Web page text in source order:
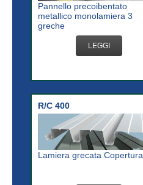
Pannello precoibentato
metallico monolamiera 3
greche
LEGGI
R/C 400
Lamiera grecata Copertura.